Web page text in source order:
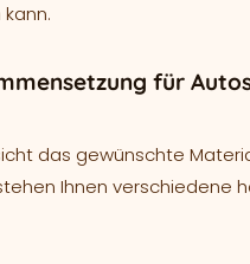
für
das gewünschte
Ihnen verschiedene